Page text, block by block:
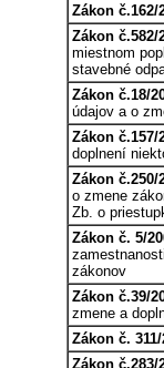
Zákon č.162/
Zákon č.582/
miestnom
stavebné
Zákon č.18/
údajov a o
Zákon č.157/
doplnení
Zákon č.250/
o zmene
Zb. o
Zákon č. 5/
zákonov
Zákon č.39/
zmene a
Zákon č.
Zákon č.283/